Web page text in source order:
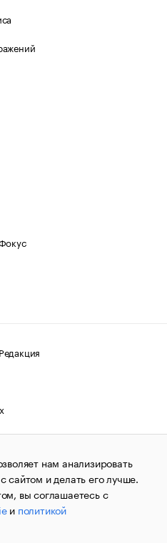
Редакция
авторских прав
1995–2026.Сообщения
агентства «РБК»
службой по надзору в сфере
и массовых
за номером ИА
пометкой «РБК». Отдельные
нам анализировать
сайтом и делать его лучше.
вы соглашаетесь с
и политикой